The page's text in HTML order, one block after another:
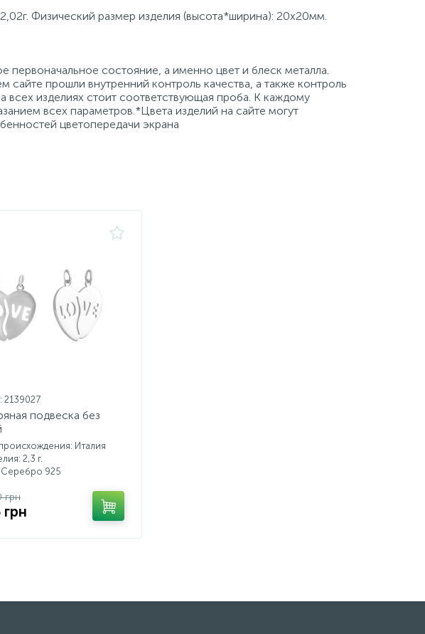
Физический размер изделия (высота*ширина): 20х20мм.
состояние, а именно цвет и блеск металла.
прошли внутренний контроль качества, а также контроль
изделиях стоит соответствующая проба. К каждому
всех параметров.*Цвета изделий на сайте могут
цветопередачи экрана
2139027
подвеска без
Италия
2,3 г.
Серебро 925
грн